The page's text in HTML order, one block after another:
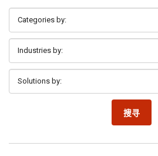
搜寻